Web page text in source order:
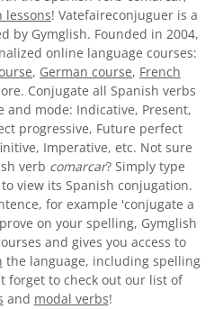
lessons! Vatefaireconjuguer is a
by Gymglish. Founded in 2004,
online language courses:
, German course, French
Conjugate all Spanish verbs
and mode: Indicative, Present,
progressive, Future perfect
Imperative, etc. Not sure
verb comarcar? Simply type
view its Spanish conjugation.
for example 'conjugate a
on your spelling, Gymglish
and gives you access to
the language, including spelling
forget to check out our list of
and modal verbs!